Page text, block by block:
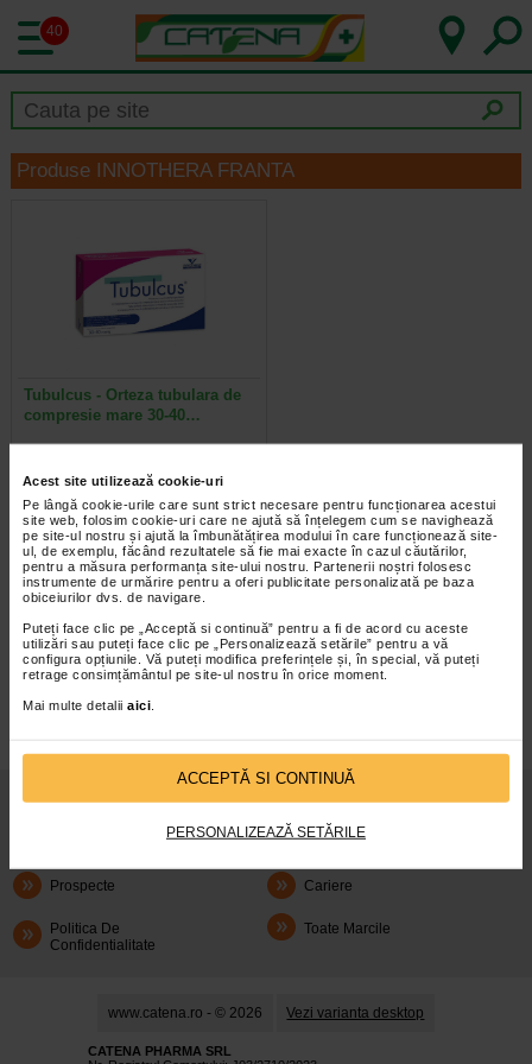
Acest site utilizează cookie-uri
Pe lângă cookie-urile care sunt strict necesare pentru funcționarea acestui
site web, folosim cookie-uri care ne ajută să înțelegem cum se navighează
pe site-ul nostru și ajută la îmbunătățirea modului în care funcționează site-
ul, de exemplu, făcând rezultatele să fie mai exacte în cazul căutărilor,
pentru a măsura performanța site-ului nostru. Partenerii noștri folosesc
instrumente de urmărire pentru a oferi publicitate personalizată pe baza
obiceiurilor dvs. de navigare.
Puteți face clic pe „Acceptă si continuă” pentru a fi de acord cu aceste
utilizări sau puteți face clic pe „Personalizează setările” pentru a vă
configura opțiunile. Vă puteți modifica preferințele și, în special, vă puteți
retrage consimțământul pe site-ul nostru în orice moment.
Mai multe detalii aici
ACCEPTĂ SI CONTINUĂ
PERSONALIZEAZĂ SETĂRILE
40
Produse INNOTHERA FRANTA
Tubulcus - Orteza tubulara de
compresie mare 30-40…
compresie tesata, tubulara, cu
bretele elastice, fara calcai si cu…
infoline@catena.ro CallCenter
Despre Noi Oferte
Cum Rezerv
Prospecte Cariere
Politica De
Confidentialitate
Toate Marcile
www.catena.ro - © 2026 Vezi varianta desktop
CATENA PHARMA SRL